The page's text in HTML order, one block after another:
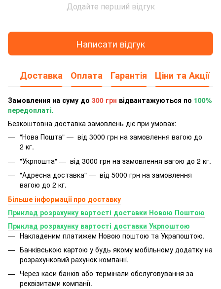
Додайте перший відгук
Написати відгук
Доставка Оплата Гарантія Ціни та Акції
Замовлення на суму до 300 грн відвантажуються по 100%
передоплаті.
Безкоштовна доставка замовлень діє при умовах:
"Нова Пошта" — від 3000 грн на замовлення вагою до
2 кг.
"Укрпошта" — від 3000 грн на замовлення вагою до 2 кг.
"Адресна доставка" — від 5000 грн на замовлення
вагою до 2 кг.
Більше інформації про доставку
Приклад розрахунку вартості доставки Новою Поштою
Приклад розрахунку вартості доставки Укрпоштою
Накладеним платижем Новою поштою та Украпоштою.
Банківською картою у будь якому мобільному додатку на
розрахунковий рахунок компанії.
Через каси банків або термінали обслуговування за
реквізитами компанії.